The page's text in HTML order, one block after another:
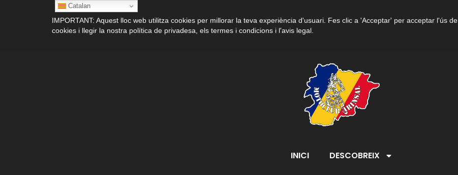
IMPORTANT: Aquest lloc web utilitza cookies per millorar la teva experiència d'usuari. Fes clic a 'Acceptar' per acceptar l'ús de
cookies i llegir la nostra política de privadesa, els termes i condicions i l'avis legal.
INICI DESCOBREIX
Catalan